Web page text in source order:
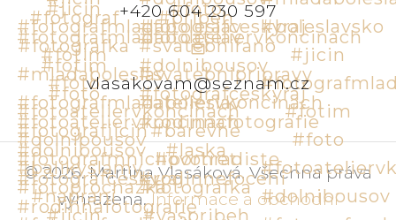
+420 604 230 597
vlasakovam@seznam.cz
©2026.Martina Vlasáková.Všechna práva
vyhrazena.Informace a obchodní